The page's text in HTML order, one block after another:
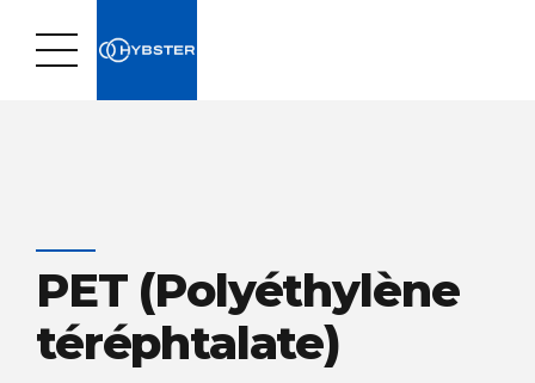
PET (Polyéthylène
téréphtalate)